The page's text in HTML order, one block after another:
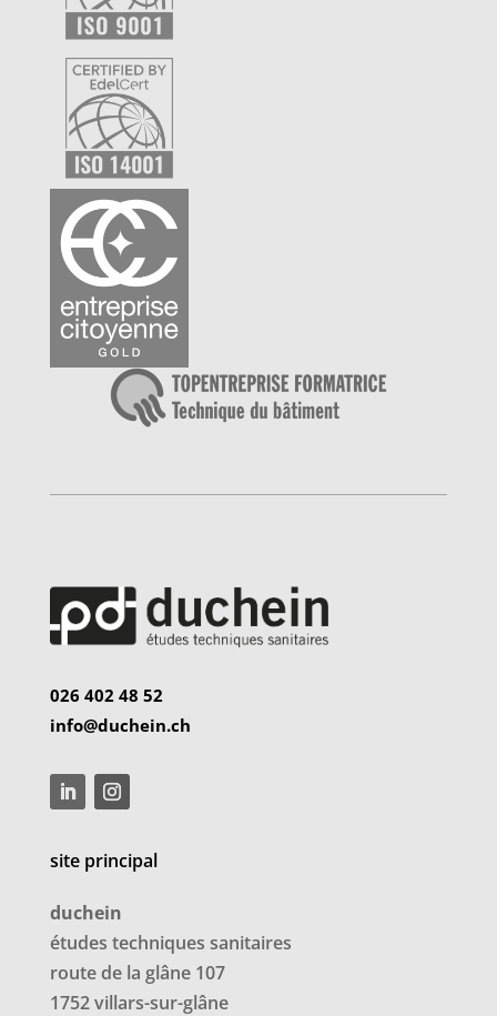
026 402 48 52
info@duchein.ch
site principal
duchein
études techniques sanitaires
route de la glâne 107
1752 villars-sur-glâne